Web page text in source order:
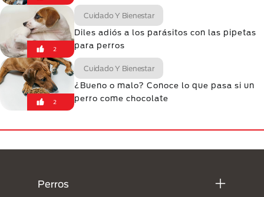
2
Cuidado Y Bienestar
Diles adiós a los parásitos con las pipetas
para perros
2
Cuidado Y Bienestar
¿Bueno o malo? Conoce lo que pasa si un
perro come chocolate
Perros